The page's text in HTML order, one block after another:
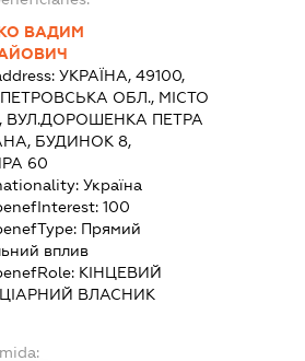
ВАДИМ
УКРАЇНА, 49100,
ОБЛ., МІСТО
ВУЛ.ДОРОШЕНКА ПЕТРА
БУДИНОК 8,
60
Україна
100
Прямий
вплив
КІНЦЕВИЙ
ВЛАСНИК